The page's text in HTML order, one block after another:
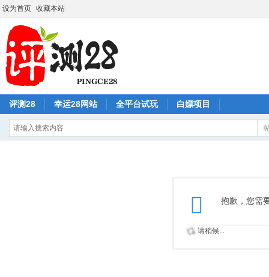
设为首页 收藏本站
评测28 幸运28网站 全平台试玩 白嫖项目
抱歉，您需
请稍候...